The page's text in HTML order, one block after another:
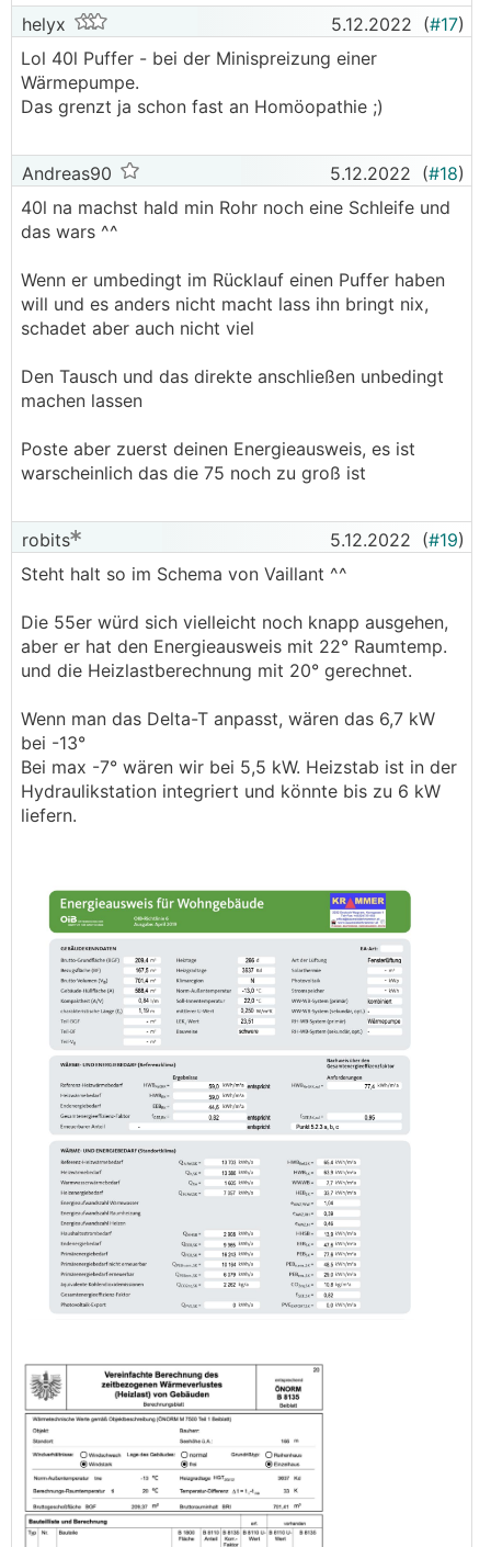
helyx 5.12.2022 (#17)
Lol 40l Puffer - bei der Minispreizung einer
Wärmepumpe.
Das grenzt ja schon fast an Homöopathie ;)
Andreas90 5.12.2022 (#18)
40l na machst hald min Rohr noch eine Schleife und
das wars ^^
Wenn er umbedingt im Rücklauf einen Puffer haben
will und es anders nicht macht lass ihn bringt nix,
schadet aber auch nicht viel
Den Tausch und das direkte anschließen unbedingt
machen lassen
Poste aber zuerst deinen Energieausweis, es ist
warscheinlich das die 75 noch zu groß ist
robits 5.12.2022 (#19)
Steht halt so im Schema von Vaillant ^^
Die 55er würd sich vielleicht noch knapp ausgehen,
aber er hat den Energieausweis mit 22° Raumtemp.
und die Heizlastberechnung mit 20° gerechnet.
Wenn man das Delta-T anpasst, wären das 6,7 kW
bei -13°
Bei max -7° wären wir bei 5,5 kW. Heizstab ist in der
Hydraulikstation integriert und könnte bis zu 6 kW
liefern.